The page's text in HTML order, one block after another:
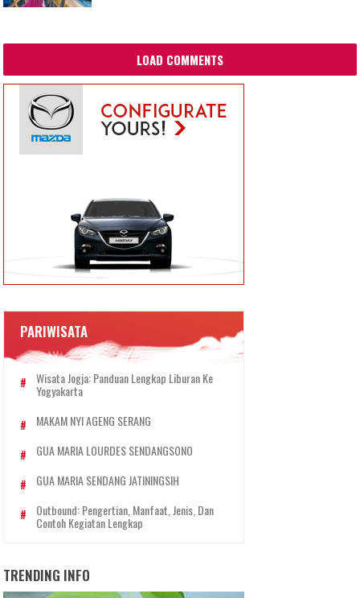
LOAD COMMENTS
PARIWISATA
Wisata Jogja: Panduan Lengkap Liburan Ke
Yogyakarta
MAKAM NYI AGENG SERANG
GUA MARIA LOURDES SENDANGSONO
GUA MARIA SENDANG JATININGSIH
Outbound: Pengertian, Manfaat, Jenis, Dan
Contoh Kegiatan Lengkap
TRENDING INFO